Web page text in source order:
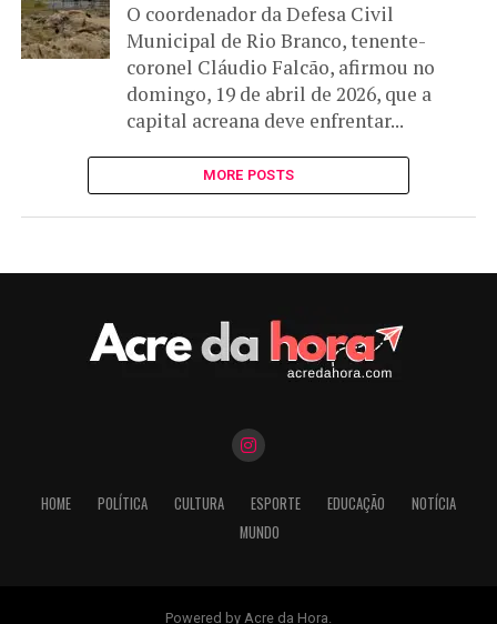
O coordenador da Defesa Civil
Municipal de Rio Branco, tenente-
coronel Cláudio Falcão, afirmou no
domingo, 19 de abril de 2026, que a
capital acreana deve enfrentar...
MORE POSTS
HOME POLÍTICA CULTURA ESPORTE EDUCAÇÃO
NOTÍCIA
MUNDO
Powered by Acre da Hora.